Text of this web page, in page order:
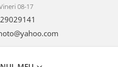
08-17